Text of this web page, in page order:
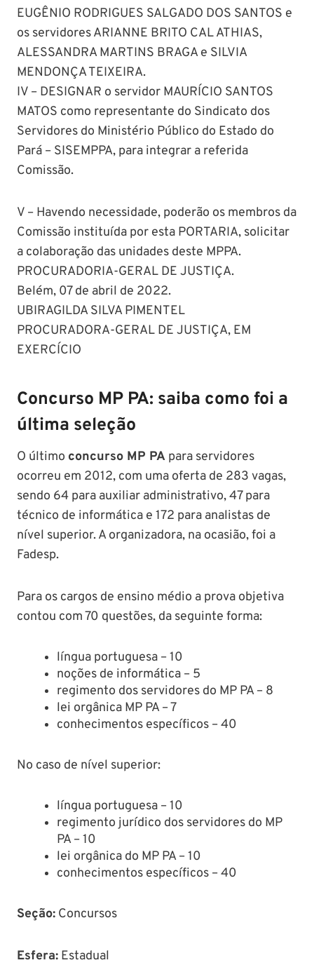
EUGÊNIO RODRIGUES SALGADO DOS SANTOS e
os servidores ARIANNE BRITO CAL ATHIAS,
ALESSANDRA MARTINS BRAGA e SILVIA
MENDONÇA TEIXEIRA.
IV – DESIGNAR o servidor MAURÍCIO SANTOS
MATOS como representante do Sindicato dos
Servidores do Ministério Público do Estado do
Pará – SISEMPPA, para integrar a referida
Comissão.
V – Havendo necessidade, poderão os membros da
Comissão instituída por esta PORTARIA, solicitar
a colaboração das unidades deste MPPA.
PROCURADORIA-GERAL DE JUSTIÇA.
Belém, 07 de abril de 2022.
UBIRAGILDA SILVA PIMENTEL
PROCURADORA-GERAL DE JUSTIÇA, EM
EXERCÍCIO
Concurso MP PA: saiba como foi a
última seleção
O último concurso MP PA para servidores
ocorreu em 2012, com uma oferta de 283 vagas,
sendo 64 para auxiliar administrativo, 47 para
técnico de informática e 172 para analistas de
nível superior. A organizadora, na ocasião, foi a
Fadesp.
Para os cargos de ensino médio a prova objetiva
contou com 70 questões, da seguinte forma:
língua portuguesa – 10
noções de informática – 5
regimento dos servidores do MP PA – 8
lei orgânica MP PA – 7
conhecimentos específicos – 40
No caso de nível superior:
língua portuguesa – 10
regimento jurídico dos servidores do MP
PA – 10
lei orgânica do MP PA – 10
conhecimentos específicos – 40
Seção: Concursos
Esfera: Estadual